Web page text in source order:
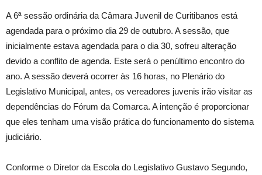
A 6ª sessão ordinária da Câmara Juvenil de Curitibanos está
agendada para o próximo dia 29 de outubro. A sessão, que
inicialmente estava agendada para o dia 30, sofreu alteração
devido a conflito de agenda. Este será o penúltimo encontro do
ano. A sessão deverá ocorrer às 16 horas, no Plenário do
Legislativo Municipal, antes, os vereadores juvenis irão visitar as
dependências do Fórum da Comarca. A intenção é proporcionar
que eles tenham uma visão prática do funcionamento do sistema
judiciário.
Conforme o Diretor da Escola do Legislativo Gustavo Segundo,